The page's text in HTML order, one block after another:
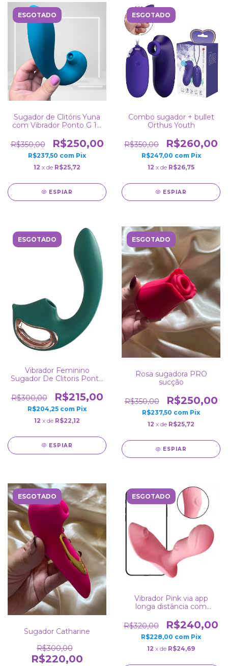
ESGOTADO
Sugador de Clitóris Yuna
com Vibrador Ponto G 10
Silicone Macio Ao Toque
Recarregável Resistente a
Água
R$350,00 R$250,00
R$237,50 com Pix
12 x de R$25,72
ESPIAR
ESGOTADO
Combo sugador + bullet
Orthus Youth
R$350,00 R$260,00
R$247,00 com Pix
12 x de R$26,75
ESPIAR
ESGOTADO
Vibrador Feminino
Sugador De Clitoris Ponto
R$300,00
R$215,00
R$204,25 com Pix
12 x de R$22,12
ESPIAR
ESGOTADO
Rosa sugadora PRO
sucção
R$350,00 R$250,00
R$237,50 com Pix
12 x de R$25,72
ESPIAR
ESGOTADO
Sugador Catharine
R$300,00
R$220,00
ESGOTADO
Vibrador Pink via app
longa distância com
R$320,00
R$240,00
R$228,00 com Pix
12 x de R$24,69